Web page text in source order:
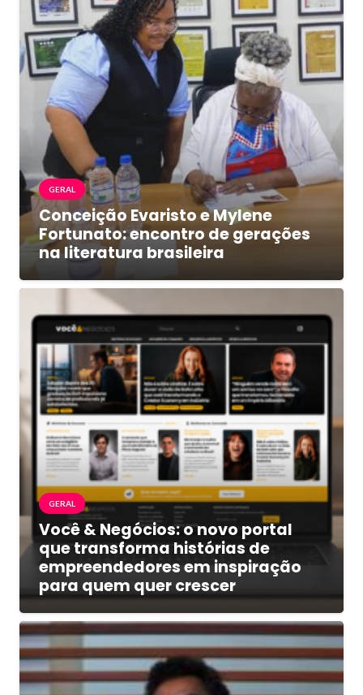
GERAL
Conceição Evaristo e Mylene
Fortunato: encontro de gerações
na literatura brasileira
GERAL
Você & Negócios: o novo portal
que transforma histórias de
empreendedores em inspiração
para quem quer crescer